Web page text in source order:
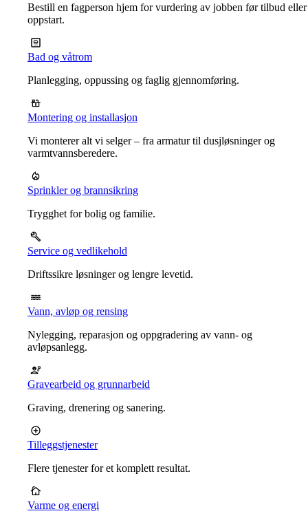
Bestill en fagperson hjem for vurdering av jobben før tilbud eller
oppstart.
Bad og våtrom
Planlegging, oppussing og faglig gjennomføring.
Montering og installasjon
Vi monterer alt vi selger – fra armatur til dusjløsninger og
varmtvannsberedere.
Sprinkler og brannsikring
Trygghet for bolig og familie.
Service og vedlikehold
Driftssikre løsninger og lengre levetid.
Vann, avløp og rensing
Nylegging, reparasjon og oppgradering av vann- og
avløpsanlegg.
Gravearbeid og grunnarbeid
Graving, drenering og sanering.
Tilleggstjenester
Flere tjenester for et komplett resultat.
Varme og energi